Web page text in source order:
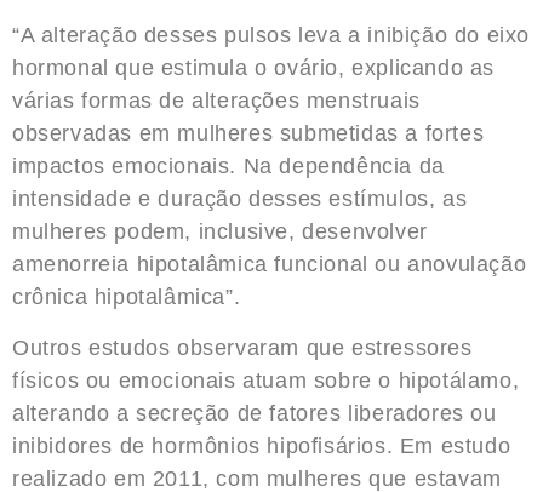
“A alteração desses pulsos leva a inibição do eixo
hormonal que estimula o ovário, explicando as
várias formas de alterações menstruais
observadas em mulheres submetidas a fortes
impactos emocionais. Na dependência da
intensidade e duração desses estímulos, as
mulheres podem, inclusive, desenvolver
amenorreia hipotalâmica funcional ou anovulação
crônica hipotalâmica”.
Outros estudos observaram que estressores
físicos ou emocionais atuam sobre o hipotálamo,
alterando a secreção de fatores liberadores ou
inibidores de hormônios hipofisários. Em estudo
realizado em 2011, com mulheres que estavam